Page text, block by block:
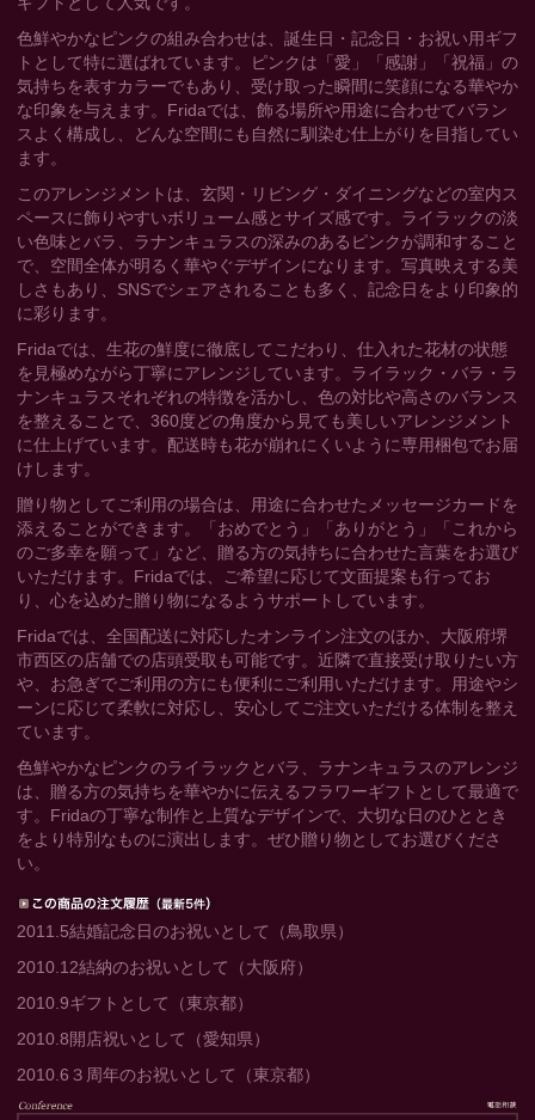
色鮮やかなピンクの組み合わせは、誕生日・記念日・お祝い用ギフ
トとして特に選ばれています。ピンクは「愛」「感謝」「祝福」の
気持ちを表すカラーでもあり、受け取った瞬間に笑顔になる華やか
な印象を与えます。Fridaでは、飾る場所や用途に合わせてバラン
スよく構成し、どんな空間にも自然に馴染む仕上がりを目指してい
ます。
このアレンジメントは、玄関・リビング・ダイニングなどの室内ス
ペースに飾りやすいボリューム感とサイズ感です。ライラックの淡
い色味とバラ、ラナンキュラスの深みのあるピンクが調和すること
で、空間全体が明るく華やぐデザインになります。写真映えする美
しさもあり、SNSでシェアされることも多く、記念日をより印象的
に彩ります。
Fridaでは、生花の鮮度に徹底してこだわり、仕入れた花材の状態
を見極めながら丁寧にアレンジしています。ライラック・バラ・ラ
ナンキュラスそれぞれの特徴を活かし、色の対比や高さのバランス
を整えることで、360度どの角度から見ても美しいアレンジメント
に仕上げています。配送時も花が崩れにくいように専用梱包でお届
けします。
贈り物としてご利用の場合は、用途に合わせたメッセージカードを
添えることができます。「おめでとう」「ありがとう」「これから
のご多幸を願って」など、贈る方の気持ちに合わせた言葉をお選び
いただけます。Fridaでは、ご希望に応じて文面提案も行ってお
り、心を込めた贈り物になるようサポートしています。
Fridaでは、全国配送に対応したオンライン注文のほか、大阪府堺
市西区の店舗での店頭受取も可能です。近隣で直接受け取りたい方
や、お急ぎでご利用の方にも便利にご利用いただけます。用途やシ
ーンに応じて柔軟に対応し、安心してご注文いただける体制を整え
ています。
色鮮やかなピンクのライラックとバラ、ラナンキュラスのアレンジ
は、贈る方の気持ちを華やかに伝えるフラワーギフトとして最適で
す。Fridaの丁寧な制作と上質なデザインで、大切な日のひととき
をより特別なものに演出します。ぜひ贈り物としてお選びくださ
い。
2011.5結婚記念日のお祝いとして（鳥取県）
2010.12結納のお祝いとして（大阪府）
2010.9ギフトとして（東京都）
2010.8開店祝いとして（愛知県）
2010.6 ３周年のお祝いとして（東京都）